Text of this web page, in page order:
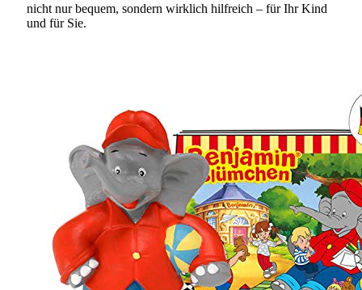
nicht nur bequem, sondern wirklich hilfreich – für Ihr Kind
und für Sie.